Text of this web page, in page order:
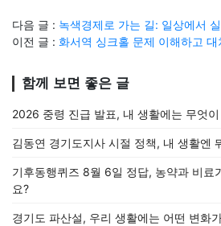
다음 글 : 녹색경제로 가는 길: 일상에서
이전 글 : 화서역 싱크홀 문제 이해하고 대
함께 보면 좋은 글
2026 중령 진급 발표, 내 생활에는 무엇
김동연 경기도지사 시절 정책, 내 생활엔
기후동행퀴즈 8월 6일 정답, 농약과 비료
요?
경기도 파산설, 우리 생활에는 어떤 변화